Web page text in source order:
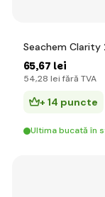
Seachem
65,67 lei
54,28 lei fără TVA
+ 14 puncte
Ultima bucată în